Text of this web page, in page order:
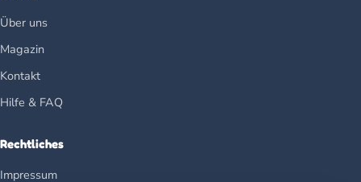
Über uns
Magazin
Kontakt
Hilfe & FAQ
Rechtliches
Impressum